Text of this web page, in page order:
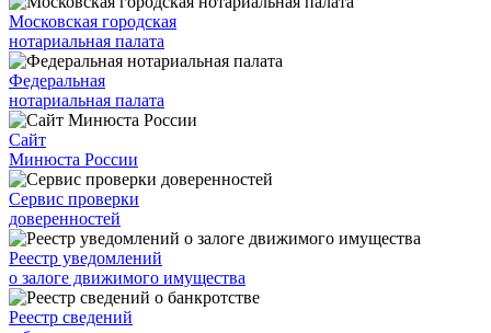
Московская городская
нотариальная палата
Федеральная
нотариальная палата
Сайт
Минюста России
Сервис проверки
доверенностей
Реестр уведомлений
о залоге движимого имущества
Реестр сведений